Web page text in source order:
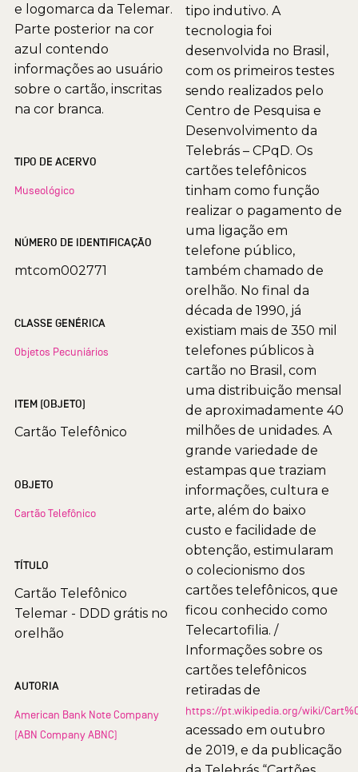
e logomarca da Telemar.
Parte posterior na cor
azul contendo
informações ao usuário
sobre o cartão, inscritas
na cor branca.
TIPO DE ACERVO
Museológico
NÚMERO DE IDENTIFICAÇÃO
mtcom002771
CLASSE GENÉRICA
Objetos Pecuniários
ITEM (OBJETO)
Cartão Telefônico
OBJETO
Cartão Telefônico
TÍTULO
Cartão Telefônico
Telemar - DDD grátis no
orelhão
AUTORIA
American Bank Note Company
(ABN Company ABNC)
tipo indutivo. A
tecnologia foi
desenvolvida no Brasil,
com os primeiros testes
sendo realizados pelo
Centro de Pesquisa e
Desenvolvimento da
Telebrás – CPqD. Os
cartões telefônicos
tinham como função
realizar o pagamento de
uma ligação em
telefone público,
também chamado de
orelhão. No final da
década de 1990, já
existiam mais de 350 mil
telefones públicos à
cartão no Brasil, com
uma distribuição mensal
de aproximadamente 40
milhões de unidades. A
grande variedade de
estampas que traziam
informações, cultura e
arte, além do baixo
custo e facilidade de
obtenção, estimularam
o colecionismo dos
cartões telefônicos, que
ficou conhecido como
Telecartofilia. /
Informações sobre os
cartões telefônicos
retiradas de
https://pt.wikipedia.org/wiki/
acessado em outubro
de 2019, e da publicação